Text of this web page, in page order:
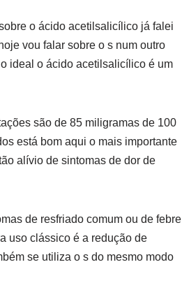
o ácido acetilsalicílico já falei
vou falar sobre o s num outro
ideal o ácido acetilsalicílico é um
são de 85 miligramas de 100
está bom aqui o mais importante
alívio de sintomas de dor de
de resfriado comum ou de febre
uso clássico é a redução de
se utiliza o s do mesmo modo